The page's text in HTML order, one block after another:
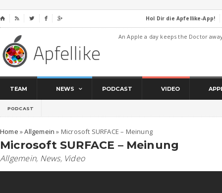
⌂     Hol Dir die Apfellike-App!
An Apple a day keeps the Doctor
TEAM NEWS PODCAST VIDEO
PODCAST
Home »Allgemein » Microsoft SURFACE – Meinung
Microsoft SURFACE – Meinung
Allgemein, News, Video